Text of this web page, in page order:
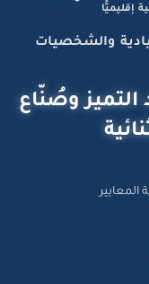
إقليميًّا
والشخصيات
التميز وصُنّاع
المعايير